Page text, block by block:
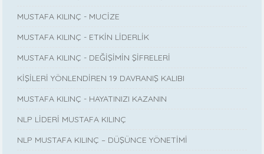
MUSTAFA KILINÇ - MUCİZE
MUSTAFA KILINÇ - ETKİN LİDERLİK
MUSTAFA KILINÇ - DEĞİŞİMİN ŞİFRELERİ
KİŞİLERİ YÖNLENDİREN 19 DAVRANIŞ KALIBI
MUSTAFA KILINÇ - HAYATINIZI KAZANIN
NLP LİDERİ MUSTAFA KILINÇ
NLP MUSTAFA KILINÇ – DÜŞÜNCE YÖNETİMİ